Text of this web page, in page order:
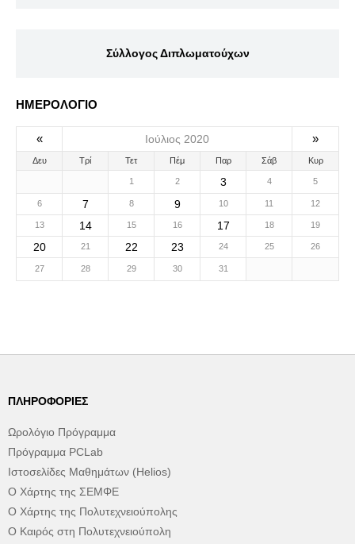
Σύλλογος Διπλωματούχων
ΗΜΕΡΟΛΟΓΙΟ
« Ιούλιος 2020 »
Δευ Τρί Τετ Πέμ Παρ Σάβ Κυρ
1 2 3 4 5
6 7 8 9 10 11 12
13 14 15 16 17 18 19
20 21 22 23 24 25 26
27 28 29 30 31
ΠΛΗΡΟΦΟΡΊΕΣ
Ωρολόγιο Πρόγραμμα
Πρόγραμμα PCLab
Ιστοσελίδες Μαθημάτων (Helios)
Ο Χάρτης της ΣΕΜΦΕ
Ο Χάρτης της Πολυτεχνειούπολης
Ο Καιρός στη Πολυτεχνειούπολη